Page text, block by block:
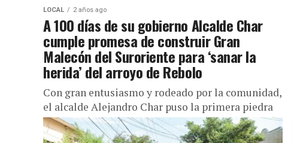
LOCAL 2 años ago
A 100 días de su gobierno Alcalde Char
cumple promesa de construir Gran
Malecón del Suroriente para ‘sanar la
herida’ del arroyo de Rebolo
Con gran entusiasmo y rodeado por la comunidad,
el alcalde Alejandro Char puso la primera piedra
que marca el inicio de la construcción de la
cubierta...